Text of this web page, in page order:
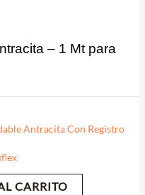
– 1 Mt para
Antracita Con Registro
CARRITO